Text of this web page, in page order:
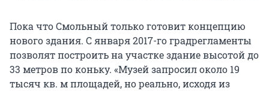
Пока что Смольный только готовит концепцию
нового здания. С января 2017-го градрегламенты
позволят построить на участке здание высотой до
33 метров по коньку. «Музей запросил около 19
тысяч кв. м площадей, но реально, исходя из